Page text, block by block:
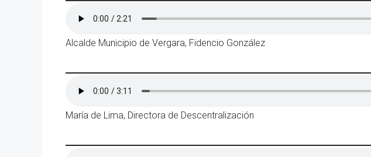
Alcalde Municipio de Vergara, Fidencio González
María de Lima, Directora de Descentralización